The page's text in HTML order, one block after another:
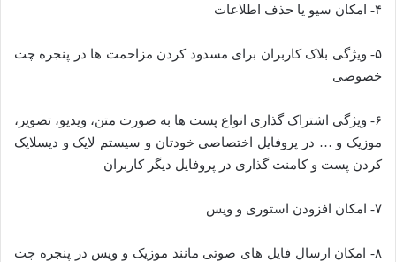
۴- امکان سیو یا حذف اطلاعات
۵- ویژگی بلاک کاربران برای مسدود کردن مزاحمت ها در پنجره چت
خصوصی
۶- ویژگی اشتراک گذاری انواع پست ها به صورت متن، ویدیو، تصویر،
موزیک و … در پروفایل اختصاصی خودتان و سیستم لایک و دیسلایک
کردن پست و کامنت گذاری در پروفایل دیگر کاربران
۷- امکان افزودن استوری و ویس
۸- امکان ارسال فایل های صوتی مانند موزیک و ویس در پنجره چت